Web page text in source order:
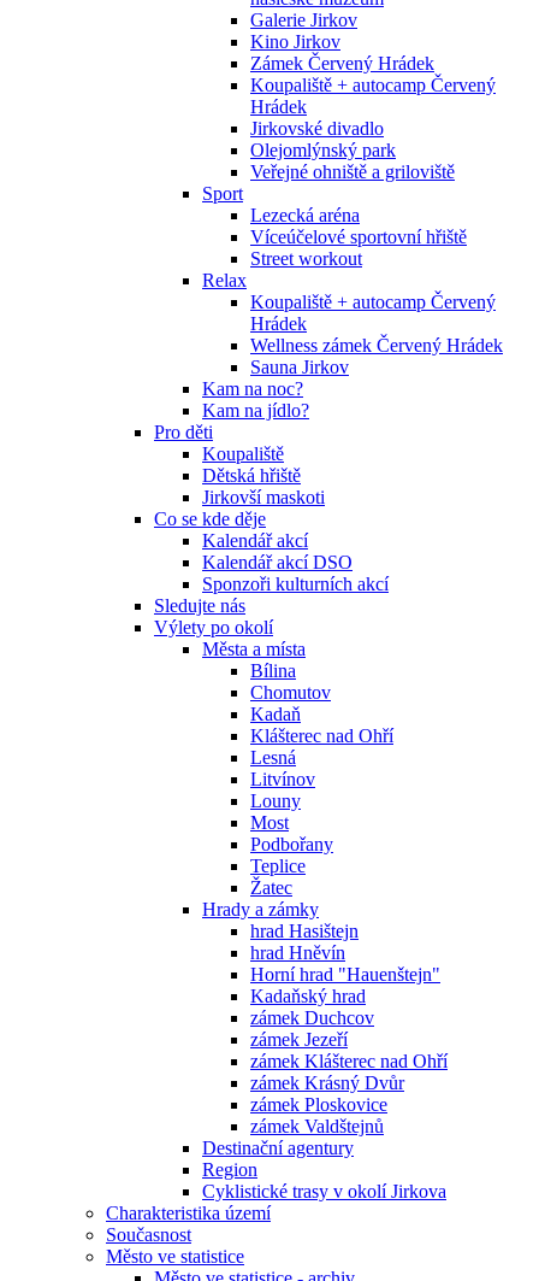
Galerie Jirkov
Kino Jirkov
Zámek Červený Hrádek
Koupaliště + autocamp Červený
Hrádek
Jirkovské divadlo
Olejomlýnský park
Veřejné ohniště a griloviště
Sport
Lezecká aréna
Víceúčelové sportovní hřiště
Street workout
Relax
Koupaliště + autocamp Červený
Hrádek
Wellness zámek Červený Hrádek
Sauna Jirkov
Kam na noc?
Kam na jídlo?
Pro děti
Koupaliště
Dětská hřiště
Jirkovší maskoti
Co se kde děje
Kalendář akcí
Kalendář akcí DSO
Sponzoři kulturních akcí
Sledujte nás
Výlety po okolí
Města a místa
Bílina
Chomutov
Kadaň
Klášterec nad Ohří
Lesná
Litvínov
Louny
Most
Podbořany
Teplice
Žatec
Hrady a zámky
hrad Hasištejn
hrad Hněvín
Horní hrad "Hauenštejn"
Kadaňský hrad
zámek Duchcov
zámek Jezeří
zámek Klášterec nad Ohří
zámek Krásný Dvůr
zámek Ploskovice
zámek Valdštejnů
Destinační agentury
Region
Cyklistické trasy v okolí Jirkova
Charakteristika území
Současnost
Město ve statistice